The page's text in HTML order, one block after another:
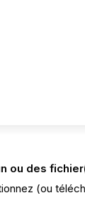
ou des
(ou